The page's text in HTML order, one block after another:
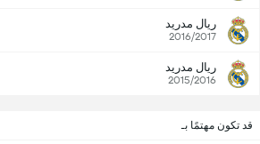
ريال مدريد
2016/2017
ريال مدريد
2015/2016
قد تكون مهتمًا بـ